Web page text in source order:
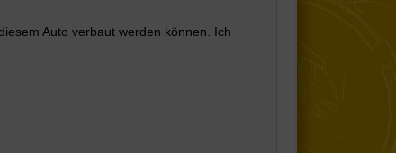
Auto verbaut werden können. Ich